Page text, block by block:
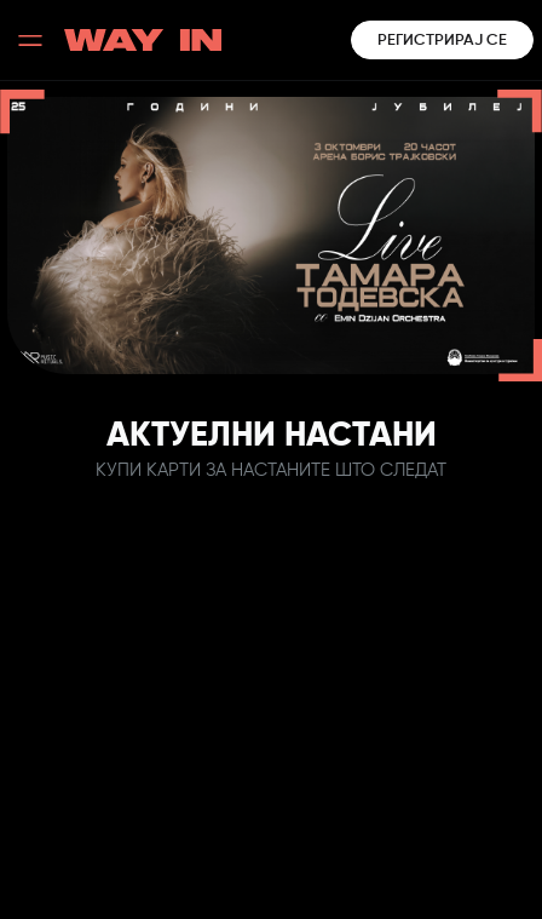
РЕГИСТРИРАЈ СЕ
АКТУЕЛНИ НАСТАНИ
КУПИ КАРТИ ЗА НАСТАНИТЕ ШТО СЛЕДАТ